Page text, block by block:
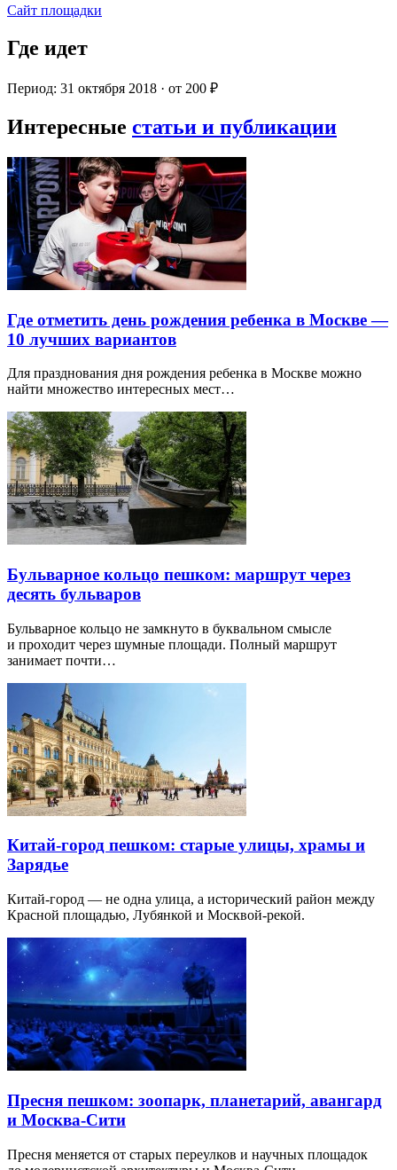
Сайт площадки
Где идет
Период: 31 октября 2018 · от 200 ₽
Интересные статьи и публикации
Где отметить день рождения ребенка в Москве —
10 лучших вариантов
Для празднования дня рождения ребенка в Москве можно
найти множество интересных мест…
Бульварное кольцо пешком: маршрут через
десять бульваров
Бульварное кольцо не замкнуто в буквальном смысле
и проходит через шумные площади. Полный маршрут
занимает почти…
Китай-город пешком: старые улицы, храмы и
Зарядье
Китай-город — не одна улица, а исторический район между
Красной площадью, Лубянкой и Москвой-рекой.
Пресня пешком: зоопарк, планетарий, авангард
и Москва-Сити
Пресня меняется от старых переулков и научных площадок